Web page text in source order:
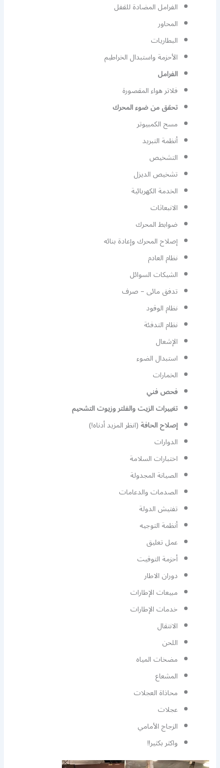
الفرامل المضادة للقفل
المحاور
البطاريات
الأحزمة واستبدال الخراطيم
الفرامل
فلاتر هواء المقصورة
تحقق من ضوء المحرك
مسح الكمبيوتر
أنظمة التبريد
التشخيص
تشخيص الديزل
الخدمة الكهربائية
الانبعاثات
ضوابط المحرك
إصلاح المحرك وإعادة بنائه
نظام العادم
الشيكات السوائل
تدفق مائى – صرف
نظام الوقود
نظام التدفئة
الإشعال
استبدال الضوء
الخمارات
فحص فني
تغييرات الزيت والفلتر وزيوت التشحيم
إصلاح الحافة(انظر المزيد أدناه!)
الدوارات
اختبارات السلامة
الصيانة المجدولة
الصدمات والدعامات
تفتيش الدولة
أنظمة التوجيه
عمل تعليق
أحزمة التوقيت
دوران الاطار
مبيعات الإطارات
خدمات الإطارات
الانتقال
اللحن
مضخات المياه
المشعاع
محاذاة العجلات
عجلات
الزجاج الأمامي
واكثر بكثير!!